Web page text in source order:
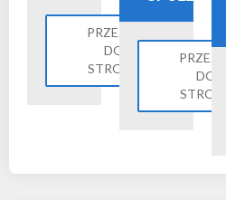
PRZEJDŹ
DO
STRONY
PRZEJDŹ
DO
STRONY